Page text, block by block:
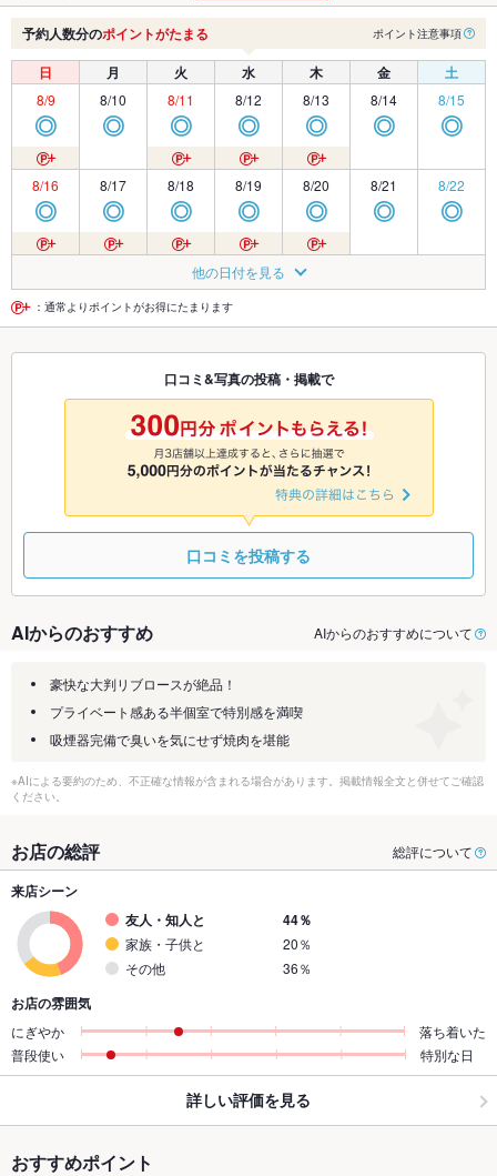
予約人数分のポイントがたまる ポイント注意事項
日 月 火 水 木 金 土
8/9
◎
8/10
◎
8/11
◎
8/12
◎
8/13
◎
8/14
◎
8/15
◎
8/16
◎
8/17
◎
8/18
◎
8/19
◎
8/20
◎
8/21
◎
8/22
◎
◎ ◎
8/25
◎
8/26
◎
8/27
◎ ◎ ◎
8/30 8/31 9/1
◎
9/2
◎
9/3
◎
9/4 9/5
9/8
◎
9/9
◎
9/10
◎
9/11
他の日付を見る
：通常よりポイントがお得にたまります
口コミ&写真の投稿・掲載で
口コミを投稿する
AIからのおすすめ AIからのおすすめについて
豪快な大判リブロースが絶品！
プライベート感ある半個室で特別感を満喫
吸煙器完備で臭いを気にせず焼肉を堪能
※AIによる要約のため、不正確な情報が含まれる場合があります。掲載情報全文と併せてご確認
ください。
お店の総評 総評について
来店シーン
友人・知人と
44％
家族・子供と
20％
その他
36％
お店の雰囲気
にぎやか
落ち着いた
普段使い
特別な日
詳しい評価を見る
おすすめポイント